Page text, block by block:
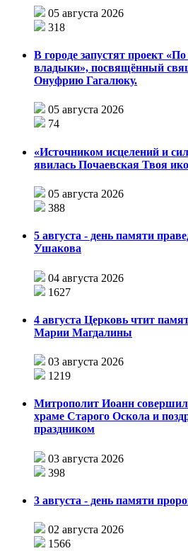
05 августа 2026
318
В городе запустят проект
владыки», посвящённый
Онуфрию Гагалюку.
05 августа 2026
74
«Источником исцелений и
явилась Почаевская Твоя
05 августа 2026
388
5 августа - день памяти
Ушакова
04 августа 2026
1627
4 августа Церковь чтит
Марии Магдалины
03 августа 2026
1219
Митрополит Иоанн
храме Старого Оскола и
праздником
03 августа 2026
398
3 августа - день памяти
02 августа 2026
1566